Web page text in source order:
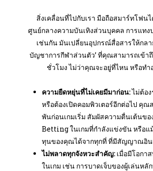
สิ่งเคลื่อนที่ไปกับเรา มือถือสมาร์ทโฟน
ศูนย์กลางความบันเทิงส่วนบุคคล การแท
เช่นกัน มันเปลี่ยนอุปกรณ์สื่อสารให้กลา
บัญชาการกีฬาส่วนตัว’ ที่คุณสามารถเข้า
ชั่วโมง ไม่ว่าคุณจะอยู่ที่ไหน หรือทำ
ความยืดหยุ่นที่ไม่เคยมีมาก่อน:ไม่ต้อ
หรือต้องเปิดคอมพิวเตอร์อีกต่อไป คุณ
พันก่อนเกมเริ่ม สัมผัสความตื่นเต้นขอ
Betting ในเกมที่กำลังแข่งขัน หรือแ
ทุนของคุณได้จากทุกที่ ที่มีสัญญาณอิน
ไม่พลาดทุกจังหวะสำคัญ: เมื่อมีโอกา
ในเกม เช่น การบาดเจ็บของผู้เล่นหลั